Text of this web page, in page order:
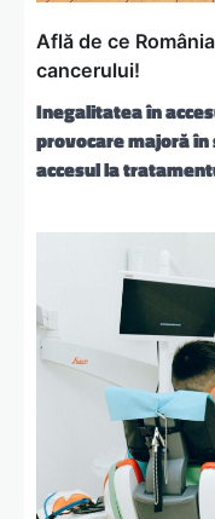
Află de ce
cancerului!
Inegalitatea în
provocare majoră
accesul la